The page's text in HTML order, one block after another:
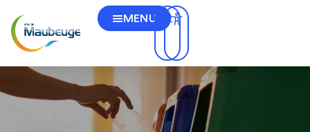
MENU